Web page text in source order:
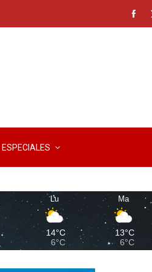
ESPECIALES
Lu
14°C
6°C
Ma
13°C
6°C